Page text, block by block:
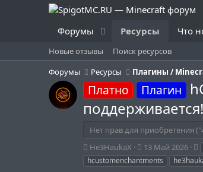
Форумы Ресурсы Что
Новые отзывы
Поиск ресурсов
Форумы
Ресурсы Плагины /
Платно Плагин
поддерживается!
Нет прав для приобретения
А
в
т
He3HaukaX
Д
а
т
13 Май 2026
Т
е
г
hcustomenchantments